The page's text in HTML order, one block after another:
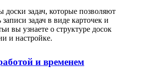
доски задач, которые позволяют
записи задач в виде карточек и
вы узнаете о структуре досок
и настройке.
и временем